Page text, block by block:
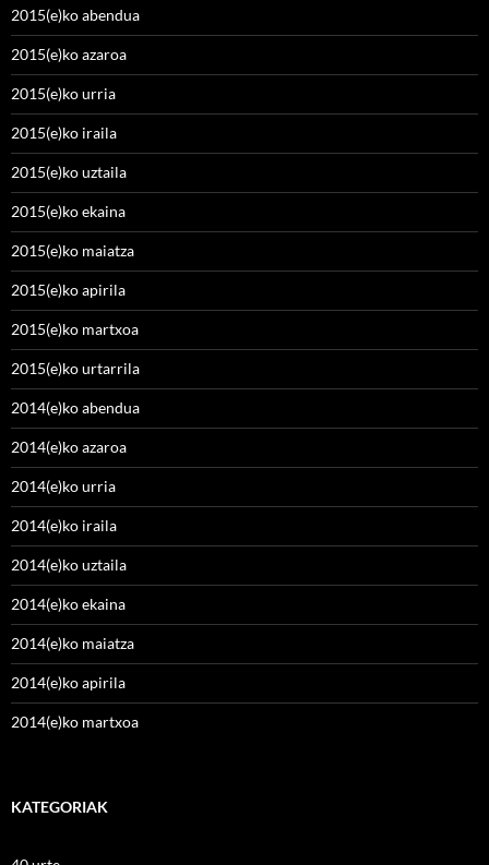
2015(e)ko abendua
2015(e)ko azaroa
2015(e)ko urria
2015(e)ko iraila
2015(e)ko uztaila
2015(e)ko ekaina
2015(e)ko maiatza
2015(e)ko apirila
2015(e)ko martxoa
2015(e)ko urtarrila
2014(e)ko abendua
2014(e)ko azaroa
2014(e)ko urria
2014(e)ko iraila
2014(e)ko uztaila
2014(e)ko ekaina
2014(e)ko maiatza
2014(e)ko apirila
2014(e)ko martxoa
KATEGORIAK